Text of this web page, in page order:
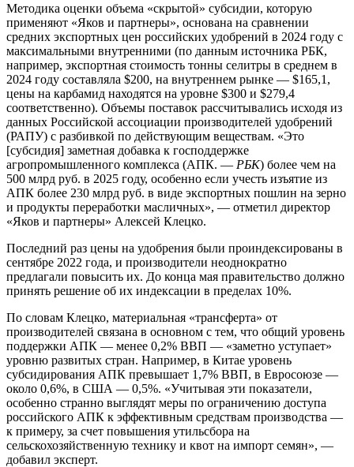
Методика оценки объема «скрытой» субсидии, которую
применяют «Яков и партнеры», основана на сравнении
средних экспортных цен российских удобрений в 2024 году с
максимальными внутренними (по данным источника РБК,
например, экспортная стоимость тонны селитры в среднем в
2024 году составляла $200, на внутреннем рынке — $165,1,
цены на карбамид находятся на уровне $300 и $279,4
соответственно). Объемы поставок рассчитывались исходя из
данных Российской ассоциации производителей удобрений
(РАПУ) с разбивкой по действующим веществам. «Это
[субсидия] заметная добавка к господдержке
агропромышленного комплекса (АПК. — РБК) более чем на
500 млрд руб. в 2025 году, особенно если учесть изъятие из
АПК более 230 млрд руб. в виде экспортных пошлин на зерно
и продукты переработки масличных», — отметил директор
«Яков и партнеры» Алексей Клецко.
Последний раз цены на удобрения были проиндексированы в
сентябре 2022 года, и производители неоднократно
предлагали повысить их. До конца мая правительство должно
принять решение об их индексации в пределах 10%.
По словам Клецко, материальная «трансферта» от
производителей связана в основном с тем, что общий уровень
поддержки АПК — менее 0,2% ВВП — «заметно уступает»
уровню развитых стран. Например, в Китае уровень
субсидирования АПК превышает 1,7% ВВП, в Евросоюзе —
около 0,6%, в США — 0,5%. «Учитывая эти показатели,
особенно странно выглядят меры по ограничению доступа
российского АПК к эффективным средствам производства —
к примеру, за счет повышения утильсбора на
сельскохозяйственную технику и квот на импорт семян», —
добавил эксперт.